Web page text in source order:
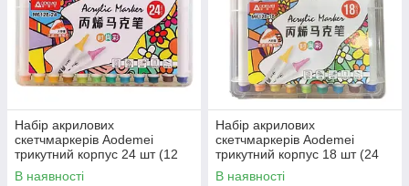
Набір акрилових
скетчмаркерів Aodemei
трикутний корпус 24 шт (12
шт) M6128-24
В наявності
Набір акрилових
скетчмаркерів Aodemei
трикутний корпус 18 шт (24
шт) M6128-18
В наявності